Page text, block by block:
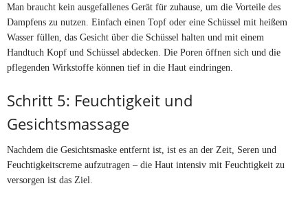
Man braucht kein ausgefallenes Gerät für zuhause, um die Vorteile des
Dampfens zu nutzen. Einfach einen Topf oder eine Schüssel mit heißem
Wasser füllen, das Gesicht über die Schüssel halten und mit einem
Handtuch Kopf und Schüssel abdecken. Die Poren öffnen sich und die
pflegenden Wirkstoffe können tief in die Haut eindringen.
Schritt 5: Feuchtigkeit und
Gesichtsmassage
Nachdem die Gesichtsmaske entfernt ist, ist es an der Zeit, Seren und
Feuchtigkeitscreme aufzutragen – die Haut intensiv mit Feuchtigkeit zu
versorgen ist das Ziel.